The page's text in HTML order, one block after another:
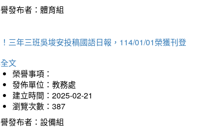
發布者：體育組
三年三班吳埈安投稿國語日報，114/01/01榮獲刊登
文
榮譽事項：
發佈單位：教務處
建立時間：2025-02-21
瀏覽次數：387
發布者：設備組